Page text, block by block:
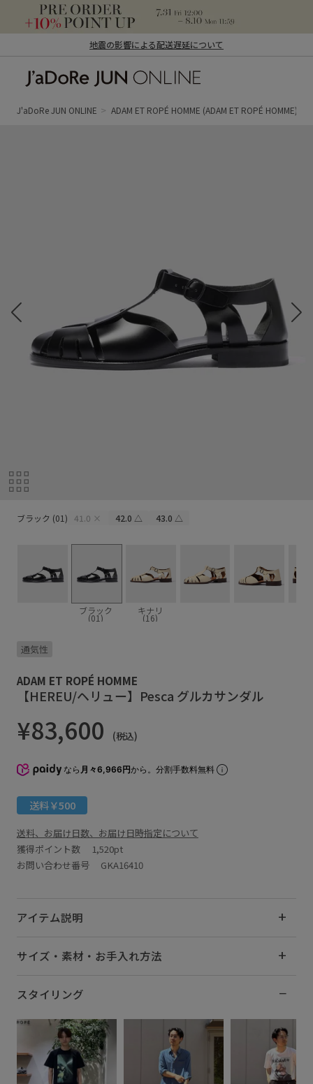
地震の影響による配送遅延について
ン オンライン）
J'aDoRe JUN ONLINE ADAM ET ROPÉ HOMME (ADAM ET ROPÉ HOMME)
ブラック (01) 41.0 × 42.0 △ 43.0 △
ブラック
(01)
キナリ
(16)
通気性
ADAM ET ROPÉ HOMME
【HEREU/ヘリュー】Pesca グルカサンダル
¥83,600 (税込)
なら 月々6,966円から。分割手数料無料
送料￥500
送料、お届け日数、お届け日時指定について
獲得ポイント数
1,520pt
お問い合わせ番号 GKA16410
アイテム説明
サイズ・素材・お手入れ方法
スタイリング